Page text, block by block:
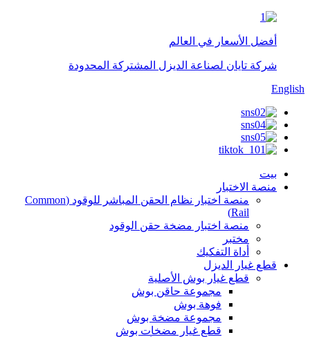
أفضل الأسعار في العالم
شركة تايان لصناعة الديزل المشتركة المحدودة
English
بيت
منصة الاختبار
منصة اختبار نظام الحقن المباشر للوقود (Common
Rail)
منصة اختبار مضخة حقن الوقود
مختبر
أداة التفكيك
قطع غيار الديزل
قطع غيار بوش الأصلية
مجموعة حاقن بوش
فوهة بوش
مجموعة مضخة بوش
قطع غيار مضخات بوش